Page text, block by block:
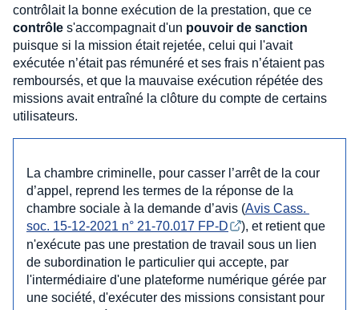
contrôlait la bonne exécution de la prestation, que ce
contrôle s'accompagnait d'un pouvoir de sanction
puisque si la mission était rejetée, celui qui l'avait
exécutée n’était pas rémunéré et ses frais n’étaient pas
remboursés, et que la mauvaise exécution répétée des
missions avait entraîné la clôture du compte de certains
utilisateurs.
La chambre criminelle, pour casser l’arrêt de la cour
d’appel, reprend les termes de la réponse de la
chambre sociale à la demande d’avis (Avis Cass.
soc. 15-12-2021 n° 21-70.017 FP-D
), et retient que
n'exécute pas une prestation de travail sous un lien
de subordination le particulier qui accepte, par
l'intermédiaire d'une plateforme numérique gérée par
une société, d'exécuter des missions consistant pour